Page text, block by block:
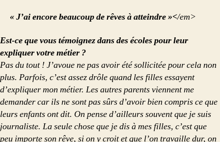
« J’ai encore beaucoup de rêves à atteindre »</em>
Est-ce que vous témoignez dans des écoles pour leur
expliquer votre métier ?
Pas du tout ! J’avoue ne pas avoir été sollicitée pour cela non
plus. Parfois, c’est assez drôle quand les filles essayent
d’expliquer mon métier. Les autres parents viennent me
demander car ils ne sont pas sûrs d’avoir bien compris ce que
leurs enfants ont dit. On pense d’ailleurs souvent que je suis
journaliste. La seule chose que je dis à mes filles, c’est que
peu importe son rêve, si on y croit et que l’on travaille dur, on